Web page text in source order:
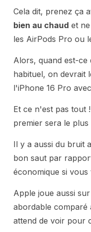
Cela dit, prenez ça
bien au chaud et
les AirPods Pro ou
Alors, quand est-ce
habituel, on devrait
l'iPhone 16 Pro
Et ce n'est pas tout
premier sera le
Il y a aussi du bruit
bon saut par
économique si
Apple joue aussi
abordable comparé
attend de voir pour